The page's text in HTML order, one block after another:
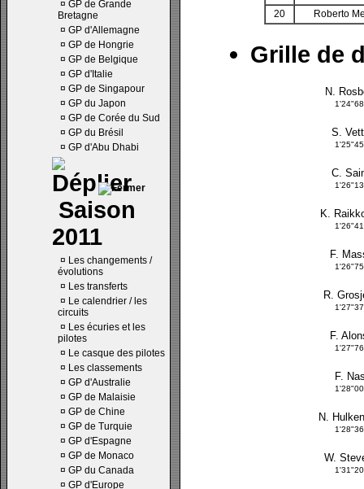
¤ GP de Grande
Bretagne
¤ GP d'Allemagne
¤ GP de Hongrie
¤ GP de Belgique
¤ GP d'Italie
¤ GP de Singapour
¤ GP du Japon
¤ GP de Corée du Sud
¤ GP du Brésil
¤ GP d'Abu Dhabi
Saison
2011
¤ Les changements /
évolutions
¤ Les transferts
¤ Le calendrier / les
circuits
¤ Les écuries et les
pilotes
¤ Le casque des pilotes
¤ Les classements
¤ GP d'Australie
¤ GP de Malaisie
¤ GP de Chine
¤ GP de Turquie
¤ GP d'Espagne
¤ GP de Monaco
¤ GP du Canada
¤ GP d'Europe
20
Roberto
Grille de
N.
S.
C.
K.
F.
R.
F.
F.
N.
W.